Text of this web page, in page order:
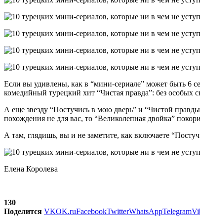
Если вы удивлены, как в “мини-сериале” может быть 6
комедийный турецкий хит “Чистая правда”: без
А еще звезду “Постучись в мою дверь” и “Чистой
похождения не для вас, то “Великолепная двойка”
А там, глядишь, вы и не заметите, как включаете
Елена Королева
130
Поделится VKOK.ruFacebookTwitterWhatsAppTelegram